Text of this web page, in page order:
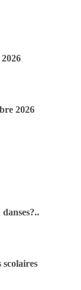
2026
scolaires